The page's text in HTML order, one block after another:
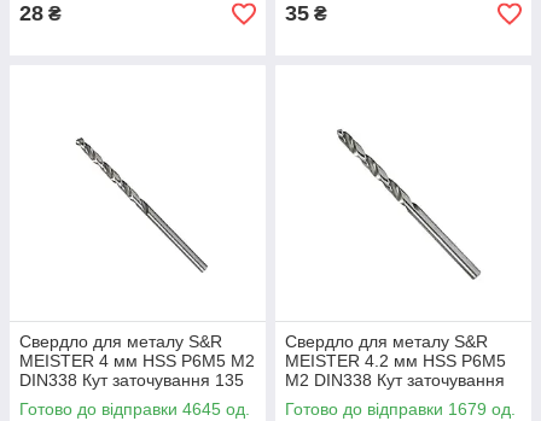
28 ₴ 35 ₴
Свердло для металу S&R
MEISTER 4 мм HSS Р6М5 М2
DIN338 Кут заточування 135
град (108800400)
Готово до відправки 4645 од.
Свердло для металу S&R
MEISTER 4.2 мм HSS Р6М5
М2 DIN338 Кут заточування
135 град (108800420)
Готово до відправки 1679 од.